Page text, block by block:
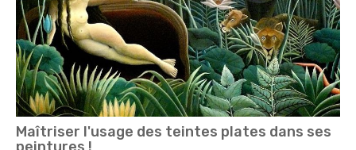
Maîtriser l'usage des teintes plates dans ses